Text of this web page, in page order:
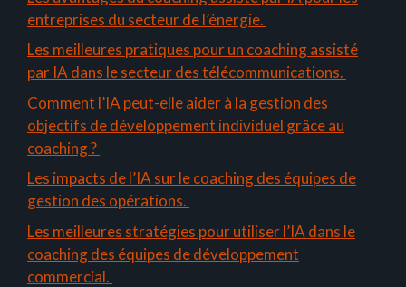
entreprises du secteur de l’énergie.
Les meilleures pratiques pour un coaching assisté
par IA dans le secteur des télécommunications.
Comment l’IA peut-elle aider à la gestion des
objectifs de développement individuel grâce au
coaching ?
Les impacts de l’IA sur le coaching des équipes de
gestion des opérations.
Les meilleures stratégies pour utiliser l’IA dans le
coaching des équipes de développement
commercial.